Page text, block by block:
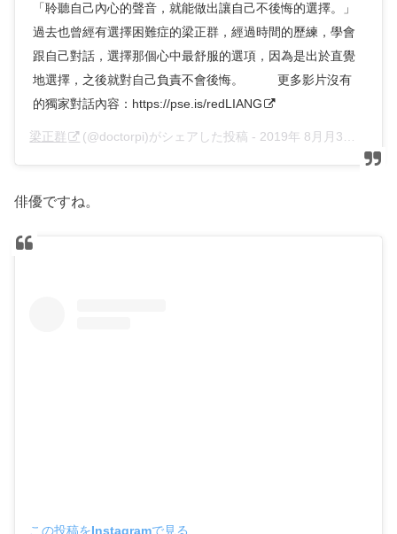
「聆聽自己內心的聲音，就能做出讓自己不後悔的選擇。」
過去也曾經有選擇困難症的梁正群，經過時間的歷練，學會
跟自己對話，選擇那個心中最舒服的選項，因為是出於直覺
地選擇，之後就對自己負責不會後悔。 ⠀⠀⠀ 更多影片沒有
的獨家對話內容：https://pse.is/redLIANG
梁正群 (@doctorpi)がシェアした投稿 - 2019年 8月月3日午前1時38分PDT
俳優ですね。
この投稿をInstagramで見る